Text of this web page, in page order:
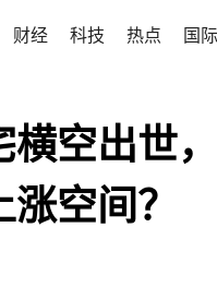
财经 科技 热点 国际
横空出世
空间？